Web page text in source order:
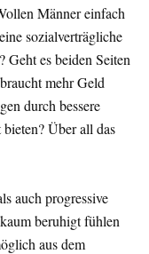
Männer einfach
sozialverträgliche
Geht es beiden Seiten
mehr Geld
durch bessere
Über all das
auch progressive
beruhigt fühlen
aus dem